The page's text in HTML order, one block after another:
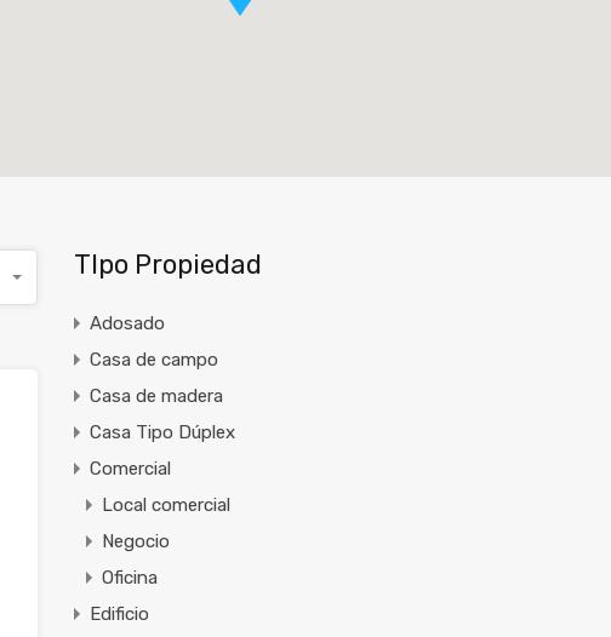
TIpo Propiedad
Adosado
Casa de campo
Casa de madera
Casa Tipo Dúplex
Comercial
Local comercial
Negocio
Oficina
Edificio